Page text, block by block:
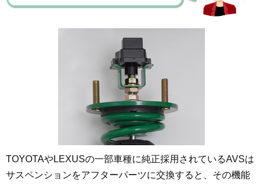
TOYOTAやLEXUSの一部車種に純正採用されているAVSは
サスペンションをアフターパーツに交換すると、その機能